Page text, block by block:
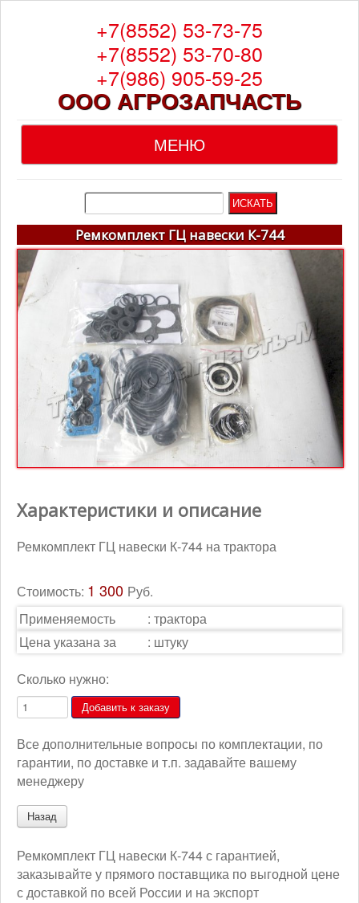
+7(8552) 53-73-75
+7(8552) 53-70-80
+7(986) 905-59-25
ООО АГРОЗАПЧАСТЬ
МЕНЮ
Главная
О компании
Гарантия
Доставка
Контакты
Корзина
Ремкомплект ГЦ навески К-744
Характеристики и описание
Ремкомплект ГЦ навески К-744 на трактора
Стоимость: 1 300 Руб.
Применяемость
: трактора
Цена указана за
: штуку
Сколько нужно:
Все дополнительные вопросы по комплектации, по
гарантии, по доставке и т.п. задавайте вашему
менеджеру
Ремкомплект ГЦ навески К-744 с гарантией,
заказывайте у прямого поставщика по выгодной цене
с доставкой по всей России и на экспорт